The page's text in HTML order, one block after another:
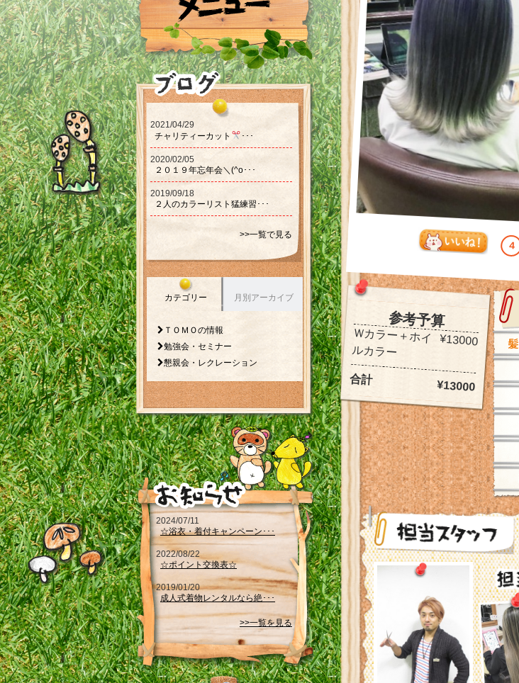
4
参考予算
Ｗカラー＋ホイ
ルカラー
¥13000
合計 ¥13000
2021/04/29
チャリティーカット‪‪
･･･
2020/02/05
２０１９年忘年会＼(^o･･･
2019/09/18
２人のカラーリスト猛練習･･･
>>一覧で見る
カテゴリー 月別アーカイブ
ＴＯＭＯの情報
勉強会・セミナー
懇親会・レクレーション
2024/07/11
☆浴衣・着付キャンペーン･･･
2022/08/22
☆ポイント交換表☆
2019/01/20
成人式着物レンタルなら絶･･･
>>一覧を見る